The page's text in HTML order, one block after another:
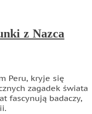
z Nazca
Peru, kryje się
zagadek świata
fascynują badaczy,